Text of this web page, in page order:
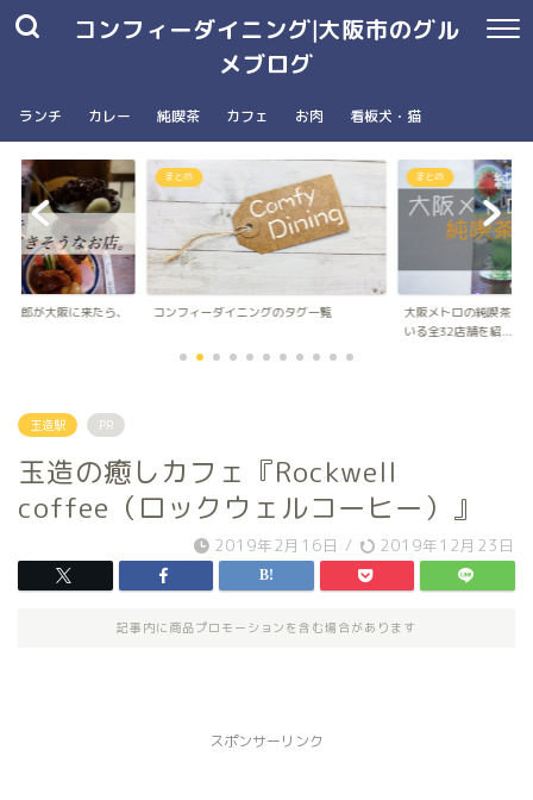
コンフィーダイニング|大阪市のグル
メブログ
ランチ カレー 純喫茶 カフェ お肉 看板犬・猫
グのタグ一覧
まとめ
大阪メトロの純喫茶パンフレットに載って
南森町駅・大阪天満宮駅
台湾朝食専門店wanna
ナ）のメニュ...
玉造駅 PR
玉造の癒しカフェ『Rockwell
coffee（ロックウェルコーヒー）』
2019年2月16日 / 2019年12月23日
記事内に商品プロモーションを含む場合があります
スポンサーリンク